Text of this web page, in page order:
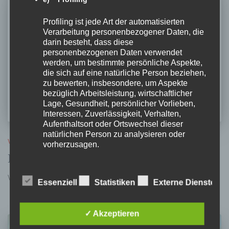
VERANSTALTUNG
INA LOITZL „CUTOUT MONKEY“
VonMelanie Bürger, vor 5 Jahren
Profiling ist jede Art der automatisierten
Verarbeitung personenbezogener Daten, die
darin besteht, dass diese
personenbezogenen Daten verwendet
werden, um bestimmte persönliche Aspekte,
die sich auf eine natürliche Person beziehen,
zu bewerten, insbesondere, um Aspekte
bezüglich Arbeitsleistung, wirtschaftlicher
Lage, Gesundheit, persönlicher Vorlieben,
Interessen, Zuverlässigkeit, Verhalten,
Aufenthaltsort oder Ortswechsel dieser
natürlichen Person zu analysieren oder
vorherzusagen.
f) Pseudonymisierung
Pseudonymisierung ist die Verarbeitung
personenbezogener Daten in einer Weise,
auf welche die personenbezogenen Daten
Essenziell Statistiken Externe Dienste
✓ Akzeptieren